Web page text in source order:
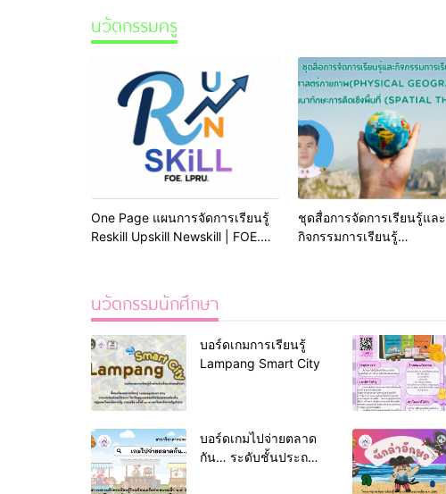
นวัตกรรมครู
One Page แผนการจัดการเรียนรู้
Reskill Upskill Newskill | FOE.
ชุดสื่อการจัดการเรียนรู้และ
กิจกรรมการเรียนรู้
นวัตกรรมนักศึกษา
บอร์ดเกมการเรียนรู้
Lampang Smart City
บอร์ดเกมไปจ่ายตลาด
กัน… ระดับชั้นประถม